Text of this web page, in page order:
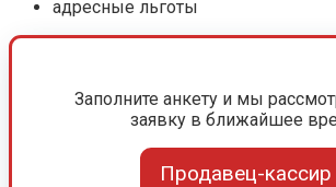
адресные льготы
Заполните анкету и мы
заявку в ближайшее
Продавец-кассир